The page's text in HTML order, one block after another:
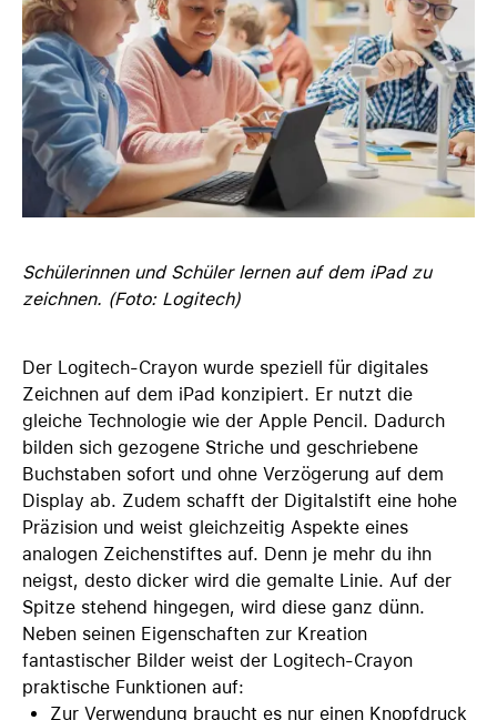
Schülerinnen und Schüler lernen auf dem iPad zu
zeichnen. (Foto: Logitech)
Der Logitech-Crayon wurde speziell für digitales
Zeichnen auf dem iPad konzipiert. Er nutzt die
gleiche Technologie wie der Apple Pencil. Dadurch
bilden sich gezogene Striche und geschriebene
Buchstaben sofort und ohne Verzögerung auf dem
Display ab. Zudem schafft der Digitalstift eine hohe
Präzision und weist gleichzeitig Aspekte eines
analogen Zeichenstiftes auf. Denn je mehr du ihn
neigst, desto dicker wird die gemalte Linie. Auf der
Spitze stehend hingegen, wird diese ganz dünn.
Neben seinen Eigenschaften zur Kreation
fantastischer Bilder weist der Logitech-Crayon
praktische Funktionen auf:
Zur Verwendung braucht es nur einen Knopfdruck